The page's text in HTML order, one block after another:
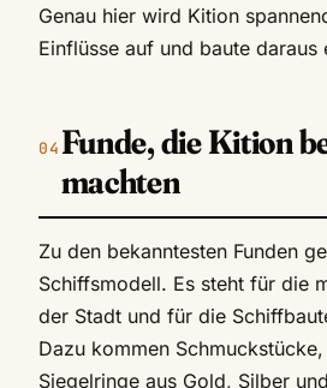
Genau hier wird Kition
Einflüsse auf und baute daraus
Funde, die Kition
machten
Zu den bekanntesten Funden
Schiffsmodell. Es steht für die
der Stadt und für die
Dazu kommen
Siegelringe aus Gold, Silber